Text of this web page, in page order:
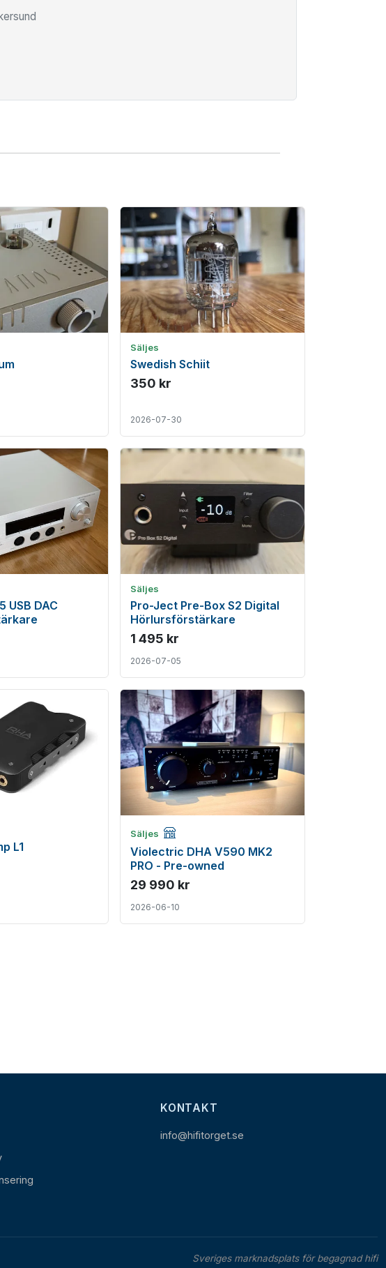
Säljes
Swedish Schiit
350 kr
2026-07-30
USB DAC
Säljes
Pro-Ject Pre-Box S2 Digital
Hörlursförstärkare
1 495 kr
2026-07-05
L1
Säljes Företagsannons
Violectric DHA V590 MK2
PRO - Pre-owned
29 990 kr
2026-06-10
KONTAKT
info@hifitorget.se
Sveriges marknadsplats för begagnad hifi